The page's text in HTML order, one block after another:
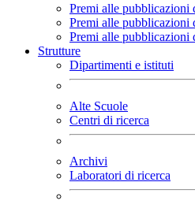
Premi alle pubblicazioni
Premi alle pubblicazioni
Premi alle pubblicazioni
Strutture
Dipartimenti e istituti
Alte Scuole
Centri di ricerca
Archivi
Laboratori di ricerca